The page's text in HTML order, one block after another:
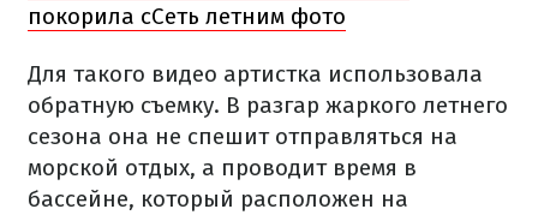
покорила сСеть летним фото
Для такого видео артистка использовала
обратную съемку. В разгар жаркого летнего
сезона она не спешит отправляться на
морской отдых, а проводит время в
бассейне, который расположен на